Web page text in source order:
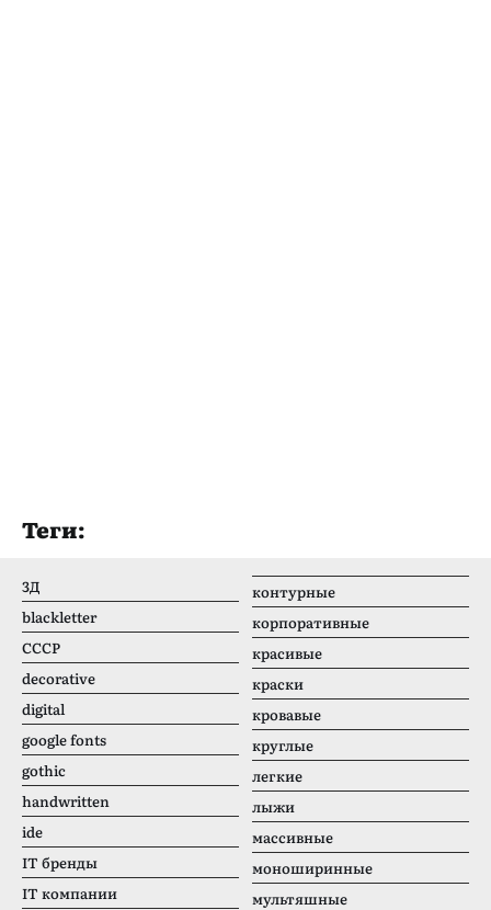
Теги:
3Д
blackletter
CCCР
decorative
digital
google fonts
gothic
handwritten
ide
IT бренды
IT компании
контурные
корпоративные
красивые
краски
кровавые
круглые
легкие
лыжи
массивные
моноширинные
мультяшные